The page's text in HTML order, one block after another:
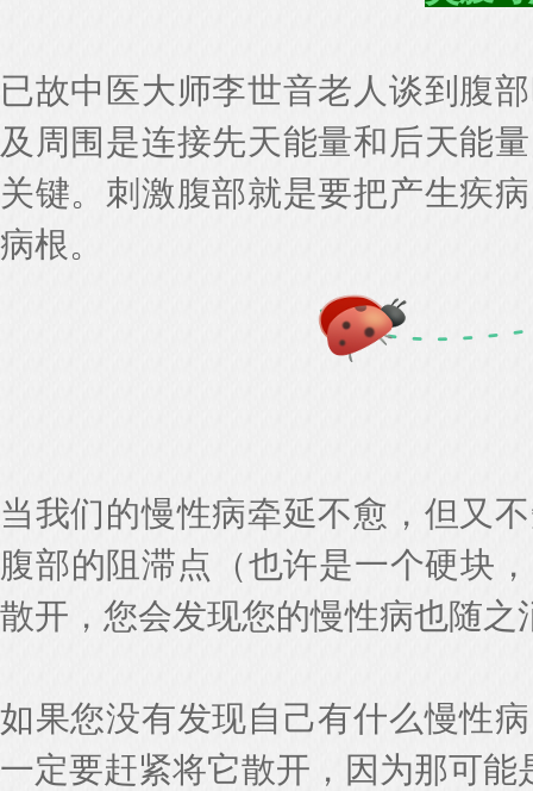
已故中医大师李世音老人谈到腹
及周围是连接先天能量和后天能
关键。刺激腹部就是要把产生疾
病根。
当我们的慢性病牵延不愈，但又
腹部的阻滞点（也许是一个硬块
散开，您会发现您的慢性病也随
如果您没有发现自己有什么慢性
一定要赶紧将它散开，因为那可能